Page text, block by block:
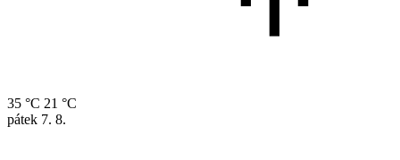
35 °C 21 °C
pátek 7. 8.